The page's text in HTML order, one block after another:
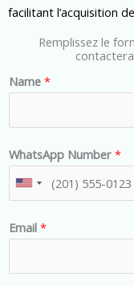
facilitant l’acquisition
Remplissez le
Name *
WhatsApp Number *
U
i
e
Email *